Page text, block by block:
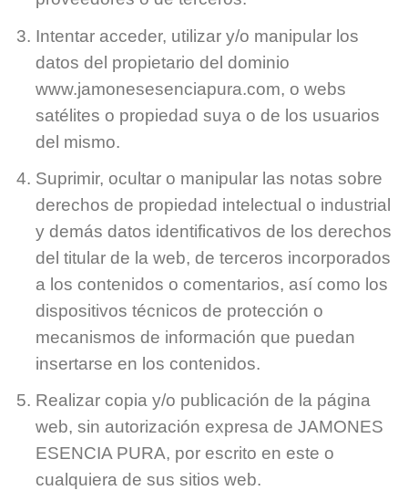
Intentar acceder, utilizar y/o manipular los
datos del propietario del dominio
www.jamonesesenciapura.com, o webs
satélites o propiedad suya o de los usuarios
del mismo.
Suprimir, ocultar o manipular las notas sobre
derechos de propiedad intelectual o industrial
y demás datos identificativos de los derechos
del titular de la web, de terceros incorporados
a los contenidos o comentarios, así como los
dispositivos técnicos de protección o
mecanismos de información que puedan
insertarse en los contenidos.
Realizar copia y/o publicación de la página
web, sin autorización expresa de JAMONES
ESENCIA PURA, por escrito en este o
cualquiera de sus sitios web.